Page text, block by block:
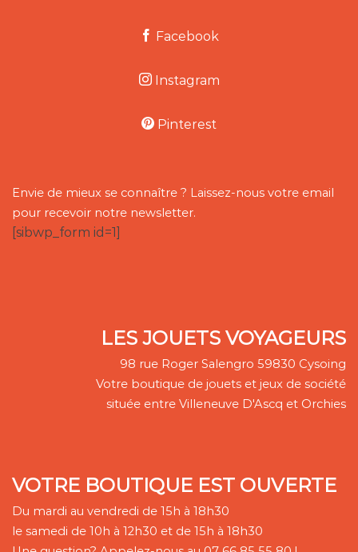
Facebook
Instagram
Pinterest
Envie de mieux se connaître ? Laissez-nous votre email
pour recevoir notre newsletter.
[sibwp_form id=1]
LES JOUETS VOYAGEURS
98 rue Roger Salengro 59830 Cysoing
Votre boutique de jouets et jeux de société
située entre Villeneuve D'Ascq et Orchies
VOTRE BOUTIQUE EST OUVERTE
Du mardi au vendredi de 15h à 18h30
le samedi de 10h à 12h30 et de 15h à 18h30